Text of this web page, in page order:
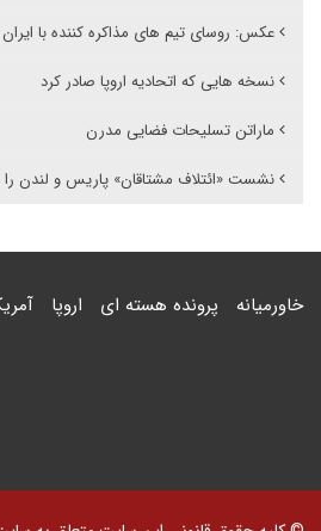
عکس: روسای تیم های مذاکره کننده با
نسخه هایی که اتحادیه اروپا صادر کرد
ماراتن تسلیحات فضایی مدرن
نشست «ائتلاف مشتاقان» پاریس و لندن
خاورمیانه پرونده هسته ای اروپا